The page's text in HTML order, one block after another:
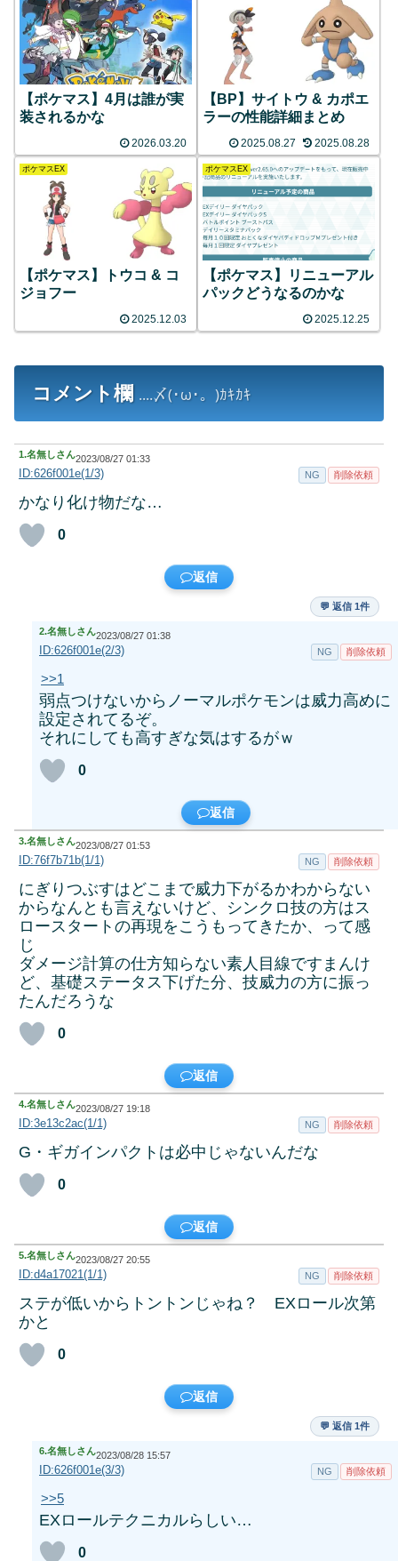
【ポケマス】4月は誰が実
装されるかな
2026.03.20
【BP】サイトウ & カポエ
ラーの性能詳細まとめ
2025.08.27 2025.08.28
ポケマスEX
【ポケマス】トウコ & コ
ジョフー
2025.12.03
ポケマスEX
【ポケマス】リニューアル
パックどうなるのかな
2025.12.25
コメント欄 ....〆(･ω･。)ｶｷｶｷ
1.名無しさん2023/08/27 01:33
ID:626f001e(1/3) NG 削除依頼
かなり化け物だな…
0
返信
💬 返信 1件
2.名無しさん2023/08/27 01:38
ID:626f001e(2/3) NG 削除依頼
>>1
弱点つけないからノーマルポケモンは威力高めに
設定されてるぞ。
それにしても高すぎな気はするがｗ
0
返信
3.名無しさん2023/08/27 01:53
ID:76f7b71b(1/1) NG 削除依頼
にぎりつぶすはどこまで威力下がるかわからない
からなんとも言えないけど、シンクロ技の方はス
ロースタートの再現をこうもってきたか、って感
じ
ダメージ計算の仕方知らない素人目線ですまんけ
ど、基礎ステータス下げた分、技威力の方に振っ
たんだろうな
0
返信
4.名無しさん2023/08/27 19:18
ID:3e13c2ac(1/1) NG 削除依頼
G・ギガインパクトは必中じゃないんだな
0
返信
5.名無しさん2023/08/27 20:55
ID:d4a17021(1/1) NG 削除依頼
ステが低いからトントンじゃね？ EXロール次第
かと
0
返信
💬 返信 1件
6.名無しさん2023/08/28 15:57
ID:626f001e(3/3) NG 削除依頼
>>5
EXロールテクニカルらしい…
0